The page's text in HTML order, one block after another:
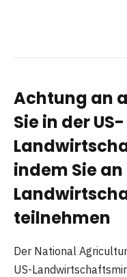
Achtung an
Sie in der US-
indem Sie
teilnehmen
Der National
US-